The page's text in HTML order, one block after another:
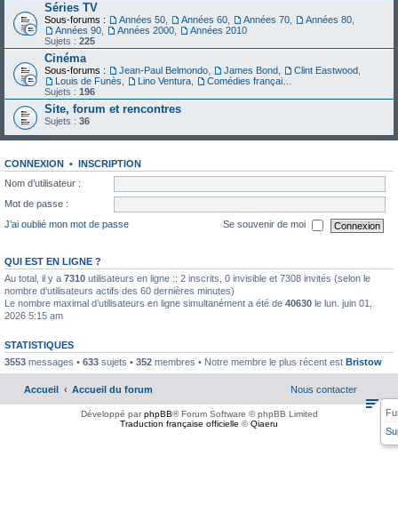
Séries TV
Sous-forums : Années 50 Années 60 Années 70 Années 80
Années 90
Années 2000
Années 2010
Sujets : 225
Cinéma
Sous-forums : Jean-Paul Belmondo James Bond Clint Eastwood
Louis de Funès
Lino Ventura
Sujets : 196
Site, forum et rencontres
Sujets : 36
CONNEXION • INSCRIPTION
Nom d’utilisateur :
Mot de passe :
J’ai oublié mon mot de passe
Se souvenir de moi
QUI EST EN LIGNE ?
Au total, il y a 7310 utilisateurs en ligne :: 2 inscrits, 0 invisible et 7308 invités (selon le
nombre d’utilisateurs actifs des 60 dernières minutes)
Le nombre maximal d’utilisateurs en ligne simultanément a été de 40630 le lun. juin 01,
2026 5:15 am
STATISTIQUES
3553 messages • 633 sujets • 352 membres • Notre membre le plus récent est Bristow
Accueil Accueil du forum Nous contacter
Développé parphpBB® Forum Software © phpBB Limited
Traduction française officielle ©Qiaeru